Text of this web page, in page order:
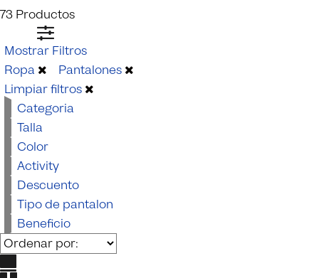
73 Productos
Mostrar Filtros
Ropa
Pantalones
Limpiar filtros
Categoria
Talla
Color
Activity
Descuento
Tipo de pantalon
Beneficio